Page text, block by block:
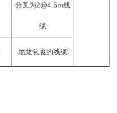
分叉为2@4.5m线
缆
尼龙包裹的线缆